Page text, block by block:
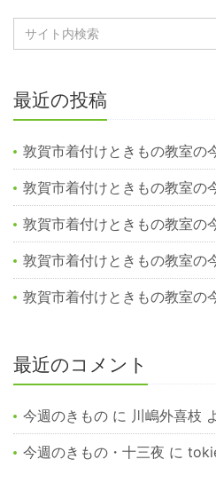
最近の投稿
敦賀市着付けときもの教室の
敦賀市着付けときもの教室の
敦賀市着付けときもの教室の
敦賀市着付けときもの教室の
敦賀市着付けときもの教室の
最近のコメント
今週のきもの に 川嶋外喜枝
今週のきもの・十三夜 に